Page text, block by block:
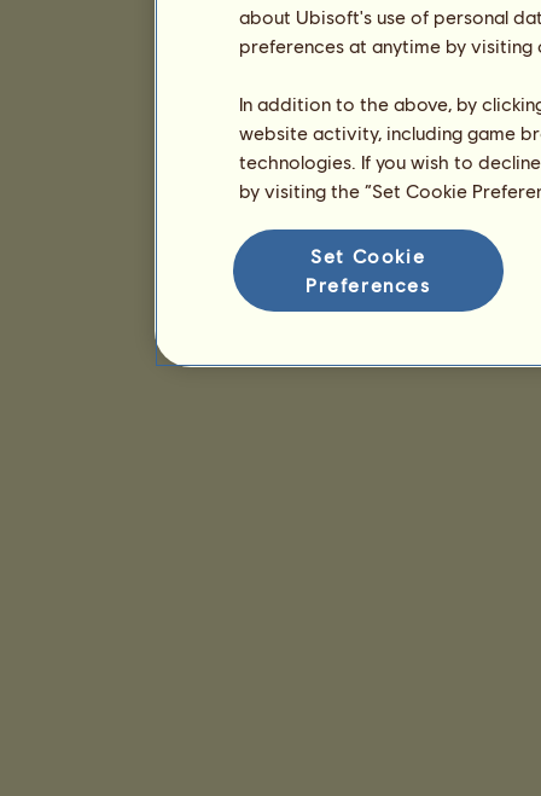
about Ubisoft's use of personal
preferences at anytime by
In addition to the above, by
website activity, including game
technologies. If you wish to
by visiting the “Set Cookie
Set Cookie
Preferences